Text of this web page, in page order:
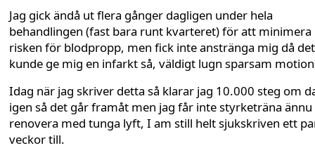
Jag gick ändå ut flera gånger dagligen under hela
behandlingen (fast bara runt kvarteret) för att minimera
risken för blodpropp, men fick inte anstränga mig då det
kunde ge mig en infarkt så, väldigt lugn sparsam
Idag när jag skriver detta så klarar jag 10.000 steg om
igen så det går framåt men jag får inte styrketräna ännu
renovera med tunga lyft, I am still helt sjukskriven ett
veckor till.